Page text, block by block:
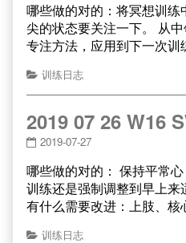
哪些做的对的：将冥想训
尖的状态要关注一下。 从
专注方法，应用到下一次训
训练日志
2019 07 26 W16
2019-07-27
哪些做的对的： 保持平常
训练还是强制调整到早上来
有什么需要改进：上肢、
训练日志